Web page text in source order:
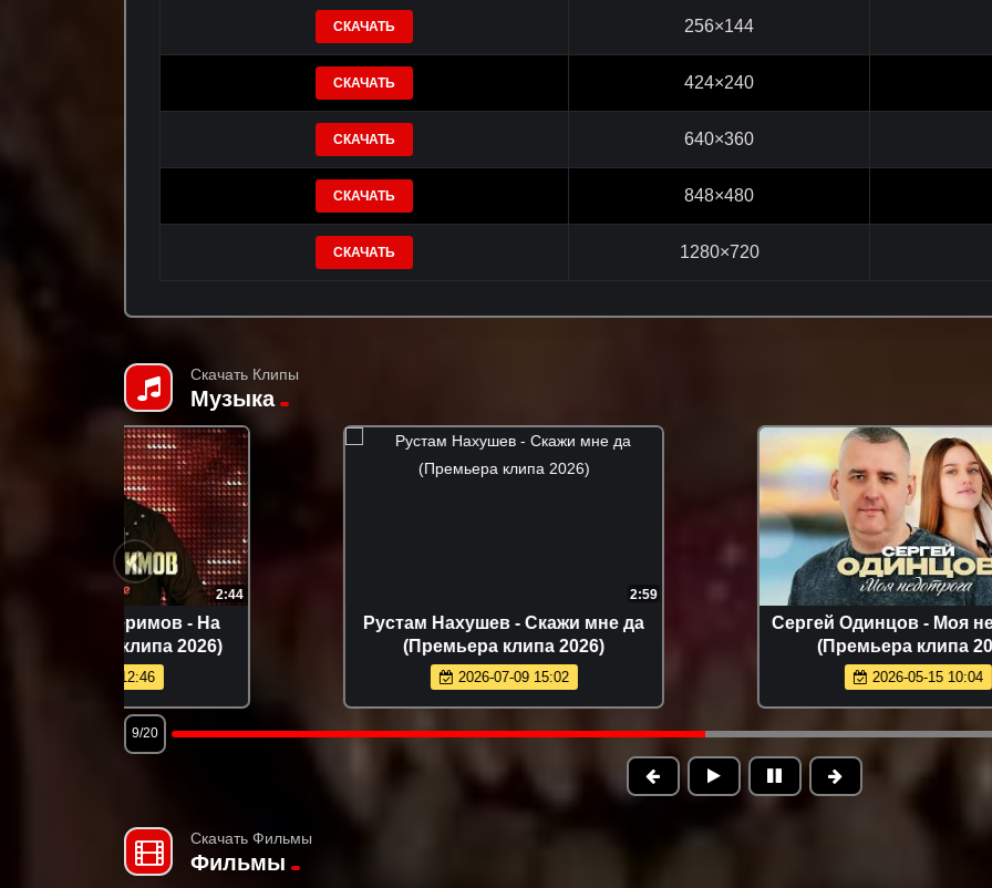
СКАЧАТЬ 256×144
СКАЧАТЬ 424×240
СКАЧАТЬ 640×360
СКАЧАТЬ 848×480
СКАЧАТЬ 1280×720
Скачать Клипы
Музыка
Рустам Нахушев - Скажи мне да
(Премьера клипа 2026)
3:40
Сергей Одинцов - Моя недотрога
(Премьера клипа 2026)
9/20
Скачать Фильмы
Фильмы